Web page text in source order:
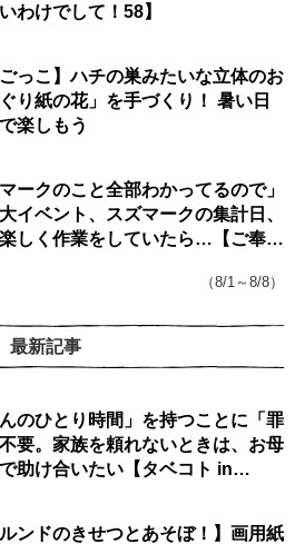
わけでして！58】
ごっこ】ハチの巣みたいな立体のお
り紙の花」を手づくり！ 暑い日
楽しもう
マークのこと全部わかってるので」
イベント、スズマークの集計日、
しく作業をしていたら…【ご奉仕
（8/1～8/8）
最新記事
んのひとり時間」を持つことに「罪
要。家族を頼れないときは、お母
助け合いたい【タベコト in
ルンドのきせつとあそぼ！】画用紙